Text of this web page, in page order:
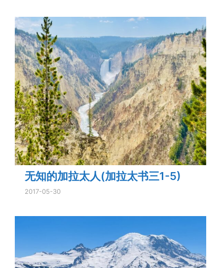
无知的加拉太人(加拉太书三1-5)
2017-05-30